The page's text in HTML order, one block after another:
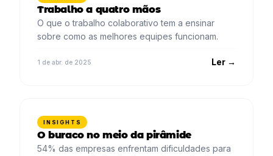
Trabalho a quatro mãos
O que o trabalho colaborativo tem a ensinar
sobre como as melhores equipes funcionam.
1 de abr. de 2025 Ler →
INSIGHTS
O buraco no meio da pirâmide
54% das empresas enfrentam dificuldades para